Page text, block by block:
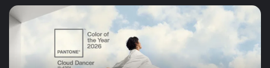
PANTONE
11-